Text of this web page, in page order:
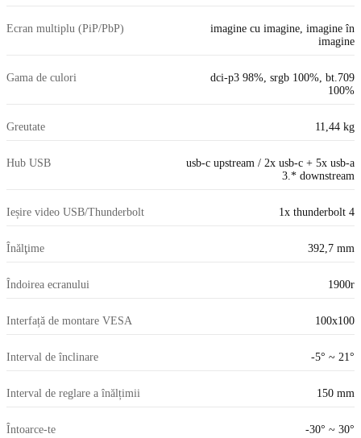
Ecran multiplu (PiP/PbP)
imagine cu imagine, imagine în
imagine
Gama de culori
dci-p3 98%, srgb 100%, bt.709
100%
Greutate 11,44 kg
Hub USB
usb-c upstream / 2x usb-c + 5x usb-a
3.* downstream
Ieșire video USB/Thunderbolt 1x thunderbolt 4
Înălţime 392,7 mm
Îndoirea ecranului 1900r
Interfață de montare VESA 100x100
Interval de înclinare -5° ~ 21°
Interval de reglare a înălțimii 150 mm
Întoarce-te -30° ~ 30°